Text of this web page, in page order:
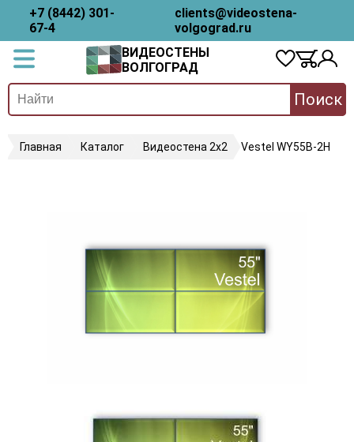
+7 (8442) 301-
67-4
clients@videostena-
volgograd.ru
ВИДЕОСТЕНЫ
ВОЛГОГРАД
Поиск
Главная Каталог Видеостена 2x2 Vestel WY55B-2H